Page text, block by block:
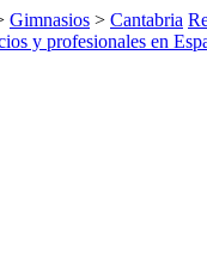
Gimnasios > Cantabria